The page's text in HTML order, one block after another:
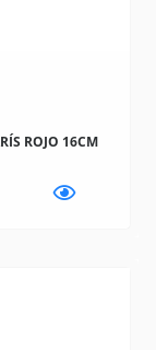
ROJO 16CM